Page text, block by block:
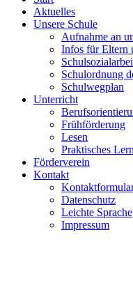
Aktuelles
Unsere Schule
Aufnahme an
Infos für Eltern
Schulordnung
Schulwegplan
Unterricht
Frühförderung
Lesen
Praktisches
Förderverein
Kontakt
Datenschutz
Leichte Sprache
Impressum